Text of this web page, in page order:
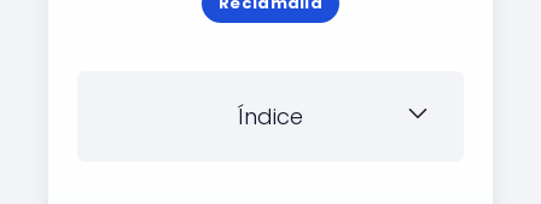
Índice